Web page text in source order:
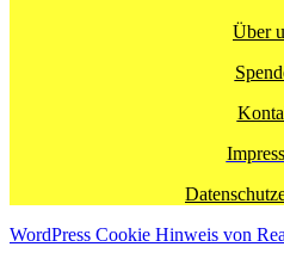
Über
WordPress Cookie Hinweis von